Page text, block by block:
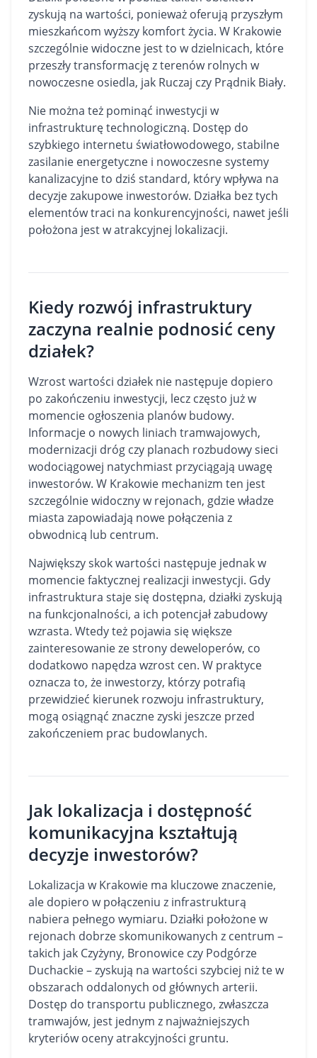
zyskują na wartości, ponieważ oferują przyszłym
mieszkańcom wyższy komfort życia. W Krakowie
szczególnie widoczne jest to w dzielnicach, które
przeszły transformację z terenów rolnych w
nowoczesne osiedla, jak Ruczaj czy Prądnik Biały.
Nie można też pominąć inwestycji w
infrastrukturę technologiczną. Dostęp do
szybkiego internetu światłowodowego, stabilne
zasilanie energetyczne i nowoczesne systemy
kanalizacyjne to dziś standard, który wpływa na
decyzje zakupowe inwestorów. Działka bez tych
elementów traci na konkurencyjności, nawet jeśli
położona jest w atrakcyjnej lokalizacji.
Kiedy rozwój infrastruktury
zaczyna realnie podnosić ceny
działek?
Wzrost wartości działek nie następuje dopiero
po zakończeniu inwestycji, lecz często już w
momencie ogłoszenia planów budowy.
Informacje o nowych liniach tramwajowych,
modernizacji dróg czy planach rozbudowy sieci
wodociągowej natychmiast przyciągają uwagę
inwestorów. W Krakowie mechanizm ten jest
szczególnie widoczny w rejonach, gdzie władze
miasta zapowiadają nowe połączenia z
obwodnicą lub centrum.
Największy skok wartości następuje jednak w
momencie faktycznej realizacji inwestycji. Gdy
infrastruktura staje się dostępna, działki zyskują
na funkcjonalności, a ich potencjał zabudowy
wzrasta. Wtedy też pojawia się większe
zainteresowanie ze strony deweloperów, co
dodatkowo napędza wzrost cen. W praktyce
oznacza to, że inwestorzy, którzy potrafią
przewidzieć kierunek rozwoju infrastruktury,
mogą osiągnąć znaczne zyski jeszcze przed
zakończeniem prac budowlanych.
Jak lokalizacja i dostępność
komunikacyjna kształtują
decyzje inwestorów?
Lokalizacja w Krakowie ma kluczowe znaczenie,
ale dopiero w połączeniu z infrastrukturą
nabiera pełnego wymiaru. Działki położone w
rejonach dobrze skomunikowanych z centrum –
takich jak Czyżyny, Bronowice czy Podgórze
Duchackie – zyskują na wartości szybciej niż te w
obszarach oddalonych od głównych arterii.
Dostęp do transportu publicznego, zwłaszcza
tramwajów, jest jednym z najważniejszych
kryteriów oceny atrakcyjności gruntu.